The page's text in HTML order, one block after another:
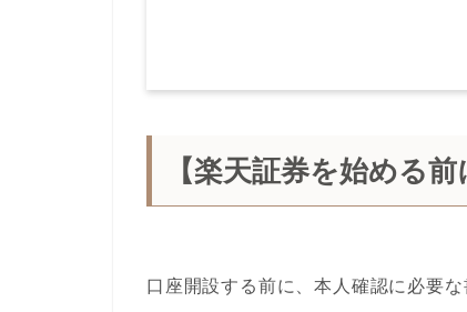
【楽天証券を始める
口座開設する前に、本人確認に必要